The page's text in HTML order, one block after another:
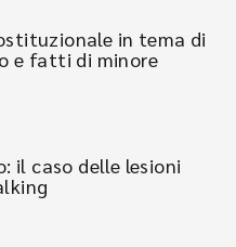
in tema di
e fatti di minore
il caso delle lesioni